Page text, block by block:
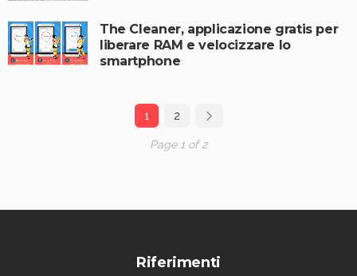
The Cleaner, applicazione gratis per
liberare RAM e velocizzare lo
smartphone
1 2
Page 1 of 2
Riferimenti